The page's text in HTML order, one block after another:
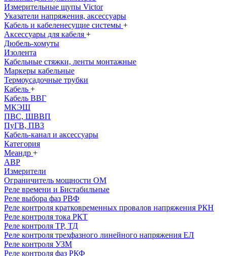
Измерительные щупы Victor
Указатели напряжения, аксессуары
Кабель и кабеленесущие системы +
Аксессуары для кабеля +
Дюбель-хомуты
Изолента
Кабельные стяжки, ленты монтажные
Маркеры кабельные
Термоусадочные трубки
Кабель +
Кабель ВВГ
МКЭШ
ПВС, ШВВП
ПуГВ, ПВ3
Кабель-канал и аксессуары
Категория
Меандр +
АВР
Измерители
Ограничитель мощности ОМ
Реле времени и Бистабильные
Реле выбора фаз РВФ
Реле контроля кратковременных провалов напряжения РКН
Реле контроля тока РКТ
Реле контроля ТР, ТД
Реле контроля трехфазного линейного напряжения ЕЛ
Реле контроля УЗМ
Реле контроля фаз РКФ